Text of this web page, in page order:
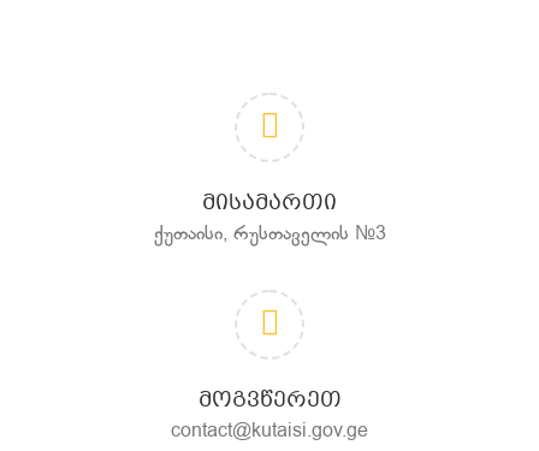
ᲛᲘᲡᲐᲛᲐᲠᲗᲘ
ქუთაისი, რუსთაველის №3
ᲛᲝᲒᲕᲬᲔᲠᲔᲗ
contact@kutaisi.gov.ge